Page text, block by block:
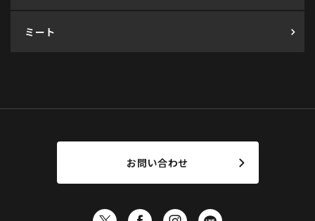
ミート
お問い合わせ